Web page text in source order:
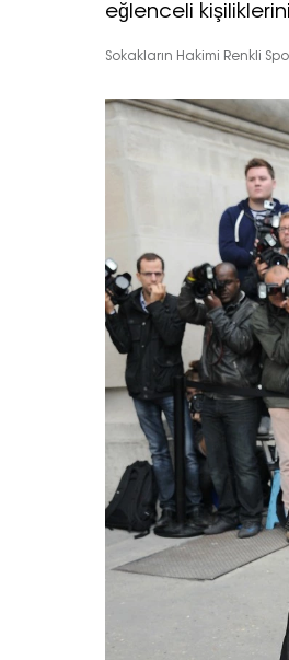
eğlenceli
Sokakların Hakimi Renkli